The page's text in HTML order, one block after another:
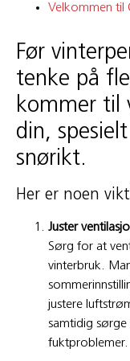
Velkommen til
Før
tenke på
kommer til
din,
snørikt.
Her er noen
Juster
Sørg for at
vinterbruk.
justere
samtidig
fuktproblemer.